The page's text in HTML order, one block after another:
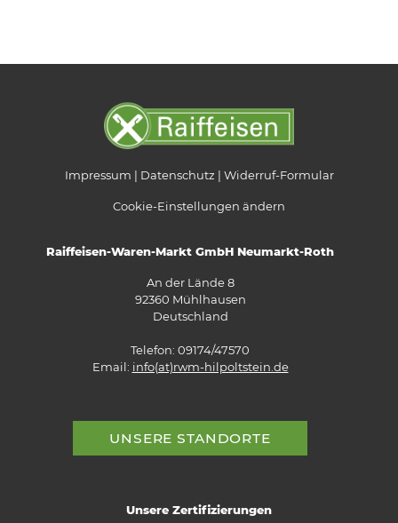
Impressum Datenschutz Widerruf-Formular
Cookie-Einstellungen ändern
Raiffeisen-Waren-Markt GmbH Neumarkt-Roth
An der Lände 8
92360 Mühlhausen
Deutschland
Telefon: 09174/47570
Email: info(at)rwm-hilpoltstein.de
UNSERE STANDORTE
Unsere Zertifizierungen